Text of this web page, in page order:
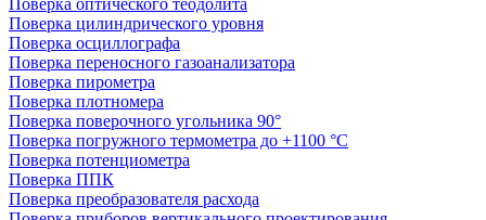
Поверка оптического теодолита
Поверка цилиндрического уровня
Поверка осциллографа
Поверка переносного газоанализатора
Поверка пирометра
Поверка плотномера
Поверка поверочного угольника 90°
Поверка погружного термометра до +1100 °С
Поверка потенциометра
Поверка ППК
Поверка преобразователя расхода